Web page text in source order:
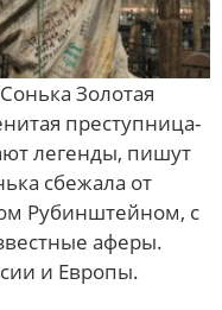
Золотая
преступница-
легенды, пишут
сбежала от
Рубинштейном, с
аферы.
и Европы.